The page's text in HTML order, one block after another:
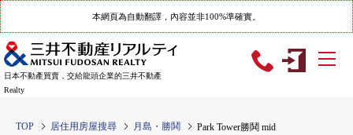
本網頁為自動翻譯，內容並非100%準確實。
日本不動產買賣，交給龍頭企業的三井不動產
Realty
TOP 居住用房屋搜尋 月島・勝鬨 Park Tower勝鬨 mid